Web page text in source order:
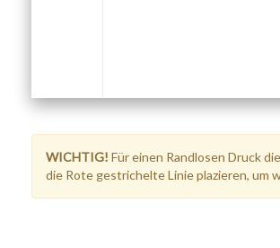
WICHTIG! Für einen Randlosen Druck
die Rote gestrichelte Linie plazieren, um